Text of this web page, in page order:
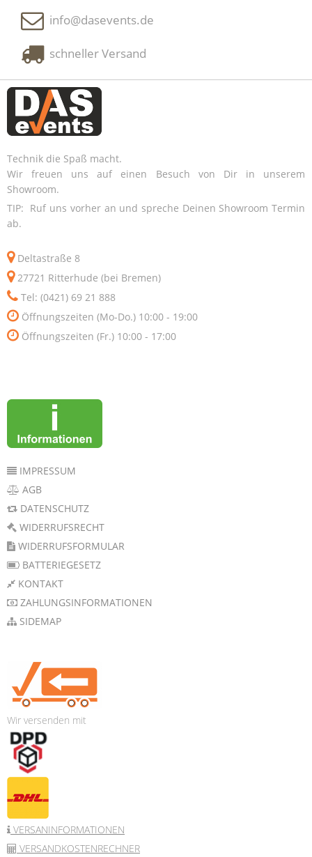
info@dasevents.de
schneller Versand
Technik die Spaß macht.
Wir freuen uns auf einen Besuch von Dir in unserem
Showroom.
TIP: Ruf uns vorher an und spreche Deinen Showroom Termin
ab.
Deltastraße 8
27721 Ritterhude (bei Bremen)
Tel: (0421) 69 21 888
Öffnungszeiten (Mo-Do.) 10:00 - 19:00
Öffnungszeiten (Fr.) 10:00 - 17:00
IMPRESSUM
AGB
DATENSCHUTZ
WIDERRUFSRECHT
WIDERRUFSFORMULAR
BATTERIEGESETZ
KONTAKT
ZAHLUNGSINFORMATIONEN
SIDEMAP
Wir versenden mit
VERSANINFORMATIONEN
VERSANDKOSTENRECHNER